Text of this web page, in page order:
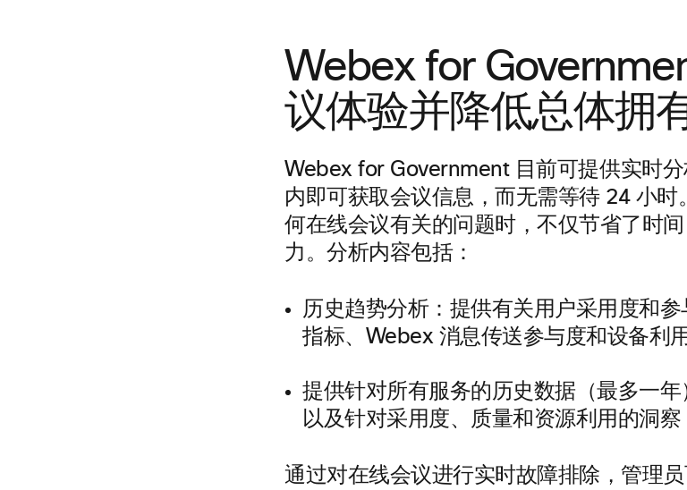
Webex for
议体验并降低总体拥
Webex for Government 目前可提供实时
内即可获取会议信息，而无需等待 24 小
何在线会议有关的问题时，不仅节省了时
力。分析内容包括：
历史趋势分析：提供有关用户采用度和
指标、Webex 消息传送参与度和设备利
提供针对所有服务的历史数据（最多一年
以及针对采用度、质量和资源利用的洞察​
通过对在线会议进行实时故障排除，管理